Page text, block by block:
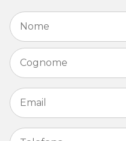
Nome *
Email
Telefono